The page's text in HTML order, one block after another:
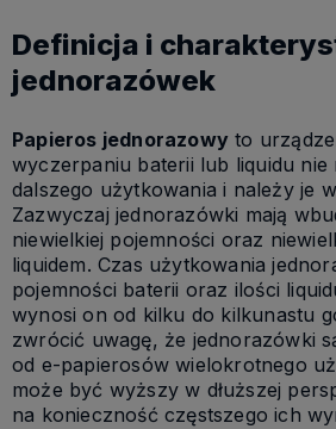
Definicja i
jednorazówek
Papieros jednorazowy to
wyczerpaniu baterii lub liquidu nie
dalszego użytkowania i należy je
Zazwyczaj jednorazówki mają
niewielkiej pojemności oraz
liquidem. Czas użytkowania
pojemności baterii oraz ilości
wynosi on od kilku do kilkunastu
zwrócić uwagę, że jednorazówki
od e-papierosów wielokrotnego
może być wyższy w dłuższej
na konieczność częstszego ich